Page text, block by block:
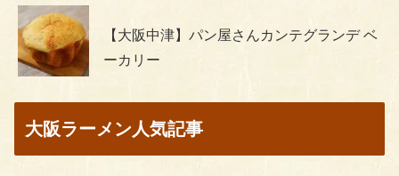
【大阪中津】パン屋さんカンテグランデ ベ
ーカリー
大阪ラーメン人気記事